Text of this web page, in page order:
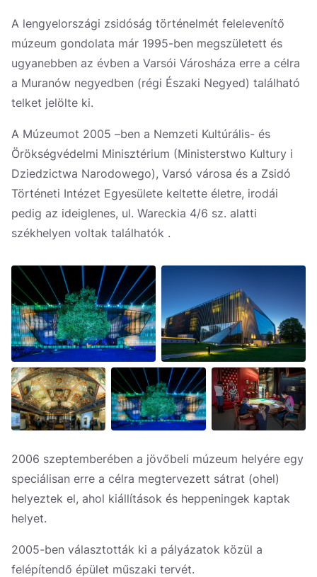
A lengyelországi zsidóság történelmét felelevenítő
múzeum gondolata már 1995-ben megszületett és
ugyanebben az évben a Varsói Városháza erre a célra
a Muranów negyedben (régi Északi Negyed) található
telket jelölte ki.
A Múzeumot 2005 –ben a Nemzeti Kultúrális- és
Örökségvédelmi Minisztérium (Ministerstwo Kultury i
Dziedzictwa Narodowego), Varsó városa és a Zsidó
Történeti Intézet Egyesülete keltette életre, irodái
pedig az ideiglenes, ul. Wareckia 4/6 sz. alatti
székhelyen voltak találhatók .
2006 szeptemberében a jövőbeli múzeum helyére egy
speciálisan erre a célra megtervezett sátrat (ohel)
helyeztek el, ahol kiállítások és heppeningek kaptak
helyet.
2005-ben választották ki a pályázatok közül a
felépítendő épület műszaki tervét.